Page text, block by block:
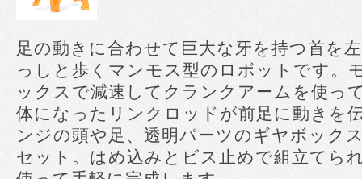
足の動きに合わせて巨大な牙を持つ首を
っしと歩くマンモス型のロボットです。
ックスで減速してクランクアームを使っ
体になったリンクロッドが前足に動きを
ンジの頭や足、透明パーツのギヤボック
セット。はめ込みとビス止めで組立てら